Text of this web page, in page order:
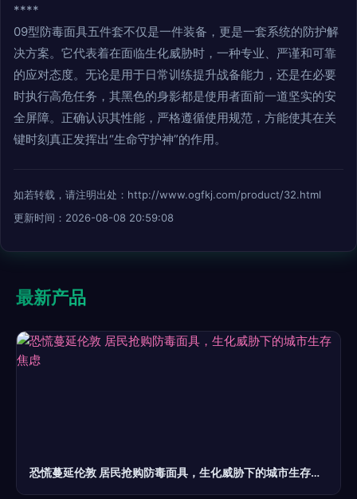
****
09型防毒面具五件套不仅是一件装备，更是一套系统的防护解
决方案。它代表着在面临生化威胁时，一种专业、严谨和可靠
的应对态度。无论是用于日常训练提升战备能力，还是在必要
时执行高危任务，其黑色的身影都是使用者面前一道坚实的安
全屏障。正确认识其性能，严格遵循使用规范，方能使其在关
键时刻真正发挥出“生命守护神”的作用。
如若转载，请注明出处：http://www.ogfkj.com/product/32.html
更新时间：2026-08-08 20:59:08
最新产品
恐慌蔓延伦敦 居民抢购防毒面具，生化威胁下的城市生存焦虑